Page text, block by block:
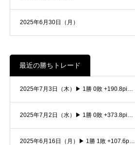
2025年6月30日（月）
最近の勝ちトレード
2025年7月3日（木）▶ 1勝 0敗 +190.8pi…
2025年7月2日（水）▶ 1勝 0敗 +373.8pi…
2025年6月16日（月）▶ 1勝 1敗 +107.6p…